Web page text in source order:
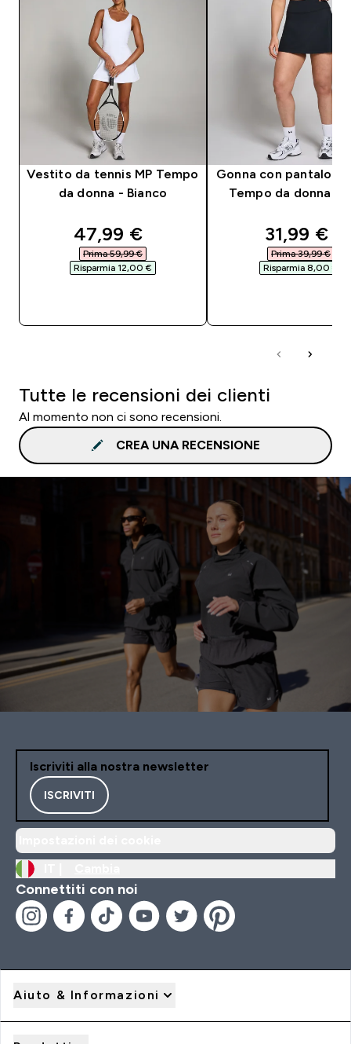
Vestito da tennis MP Tempo
da donna - Bianco
discounted price
47,99 €‎
Prima 59,99 €‎
Risparmia 12,00 €‎
Gonna con
Tempo da donna -
31,99 €‎
Prima 39,99 €‎
Risparmia 8,00 €‎
Tutte le recensioni dei clienti
Al momento non ci sono recensioni.
CREA UNA RECENSIONE
Iscriviti alla nostra newsletter
ISCRIVITI
Connettiti con noi
Aiuto & Informazioni